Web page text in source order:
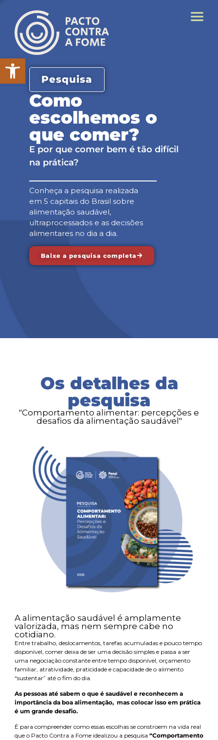
Abrir a barra de ferramentas
Pesquisa
Como
escolhemos o
que comer?
E por que comer bem é tão difícil
na prática?
Conheça a pesquisa realizada
em 5 capitais do Brasil sobre
alimentação saudável,
ultraprocessados e as decisões
alimentares no dia a dia.
Baixe a pesquisa completa
Os detalhes da
pesquisa
"Comportamento alimentar: percepções e
desafios da alimentação saudável"
A alimentação saudável é amplamente
valorizada, mas nem sempre cabe no
cotidiano.
Entre trabalho, deslocamentos, tarefas acumuladas e pouco tempo
disponível, comer deixa de ser uma decisão simples e passa a ser
uma negociação constante entre tempo disponível, orçamento
familiar, atratividade, praticidade e capacidade de o alimento
“sustentar” até o fim do dia.
As pessoas até sabem o que é saudável e reconhecem a
importância da boa alimentação, mas colocar isso em prática
é um grande desafio.
É para compreender como essas escolhas se constroem na vida real
que o Pacto Contra a Fome idealizou a pesquisa “Comportamento